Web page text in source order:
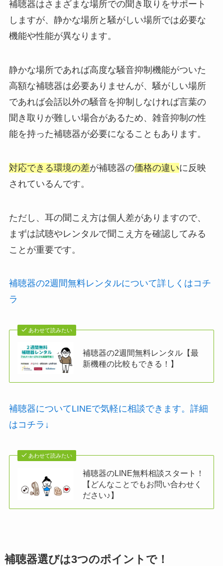
補聴器はさまざまな場所での聞き取りをサポート
しますが、静かな場所と騒がしい場所では必要な
機能や性能が異なります。
静かな場所であれば高度な騒音抑制機能がついた
高額な補聴器は必要ありませんが、騒がしい場所
であれば会話以外の騒音を抑制しなければ言葉の
聞き取りが難しい場合があるため、雑音抑制の性
能を持った補聴器が必要になることもあります。
対応できる環境の差が補聴器の価格の違いに反映
されているんです。
ただし、耳の聞こえ方は個人差がありますので、
まずは試聴やレンタルで聞こえ方を確認してみる
ことが重要です。
補聴器の2週間無料レンタルについて詳しくはコチ
ラ
あわせて読みたい
補聴器の2週間無料レンタル【最
新機種の比較もできる！】
補聴器についてLINEで気軽に相談できます。詳細
はコチラ↓
あわせて読みたい
補聴器のLINE無料相談スタート！
【どんなことでもお問い合わせく
ださい♪】
補聴器選びは3つのポイントで！